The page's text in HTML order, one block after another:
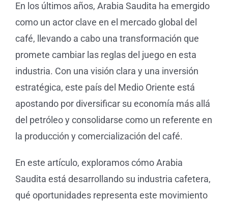
En los últimos años, Arabia Saudita ha emergido
como un actor clave en el mercado global del
café, llevando a cabo una transformación que
promete cambiar las reglas del juego en esta
industria. Con una visión clara y una inversión
estratégica, este país del Medio Oriente está
apostando por diversificar su economía más allá
del petróleo y consolidarse como un referente en
la producción y comercialización del café.
En este artículo, exploramos cómo Arabia
Saudita está desarrollando su industria cafetera,
qué oportunidades representa este movimiento